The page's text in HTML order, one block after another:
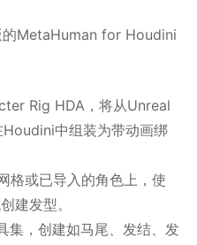
的MetaHuman for Houdini
Rig HDA，将从Unreal
中组装为带动画绑
格或已导入的角色上，使
建发型。
集，创建如马尾、发结、发